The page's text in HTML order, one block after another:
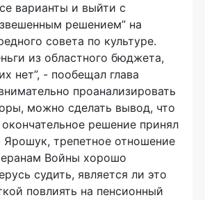
варианты и выйти с
решением” на
совета по культуре.
из областного бюджета,
нет”, - пообещал глава
проанализировать
можно сделать вывод, что
решение принял
Ярошук, трепетное отношение
Войны хорошо
судить, является ли это
повлиять на пенсионный